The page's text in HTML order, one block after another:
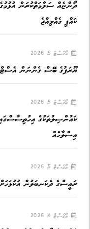
ދޯންޏެއް ސަލާމަތްކުރަން އުޅުމުގެ
ކައްޕި ގެއްލިއްޖެ
އޯގަސްޓް 5, 2026
ޔޫރަޕުގެ ބޭސް ގެންނަން
އޯގަސްޓް 5, 2026
ކައުންސިލުތަކުގެ
އިސްލާހެއް
އޯގަސްޓް 5, 2026
ރައީސްގެ ދެކަނބަލުން އުކުޅަހަށް
އޯގަސްޓް 4, 2026